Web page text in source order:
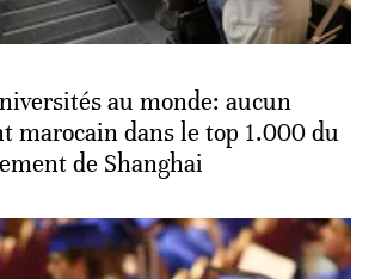
au monde: aucun
marocain dans le top 1.000 du
de Shanghai